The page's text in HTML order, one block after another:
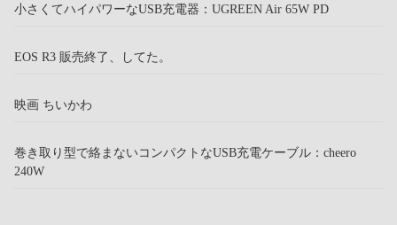
小さくてハイパワーなUSB充電器：UGREEN Air 65W PD
EOS R3 販売終了、してた。
映画 ちいかわ
巻き取り型で絡まないコンパクトなUSB充電ケーブル：cheero
240W